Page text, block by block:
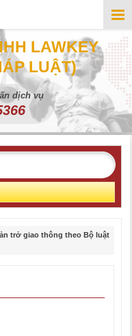
LAWKEY
LUẬT)
dịch vụ
trở giao thông theo Bộ luật